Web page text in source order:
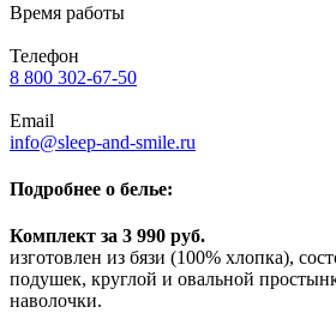
Время работы
Телефон
8 800 302-67-50
Email
info@sleep-and-smile.ru
Подробнее о белье:
Комплект за 3 990 руб.
изготовлен из бязи (100% хлопка),
подушек, круглой и овальной
наволочки.